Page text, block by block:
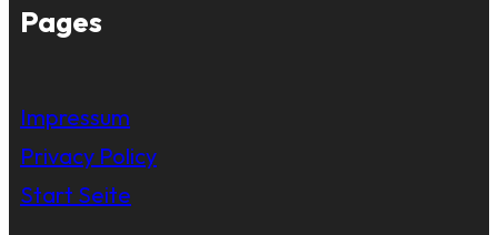
Pages
Impressum
Privacy Policy
Start Seite